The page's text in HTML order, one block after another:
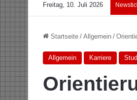
Freitag, 10. Juli 2026
Startseite / Allgemein /
Allgemein Karriere